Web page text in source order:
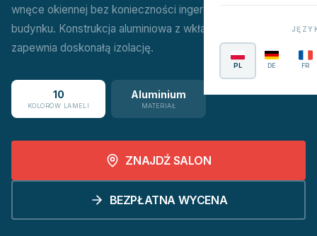
PL DE FR
wnęce okiennej bez konieczności ingerencji w konstrukcję
budynku. Konstrukcja aluminiowa z wkładką termiczną
zapewnia doskonałą izolację.
10
KOLORÓW LAMELI
Aluminium
MATERIAŁ
ZNAJDŹ SALON
BEZPŁATNA WYCENA